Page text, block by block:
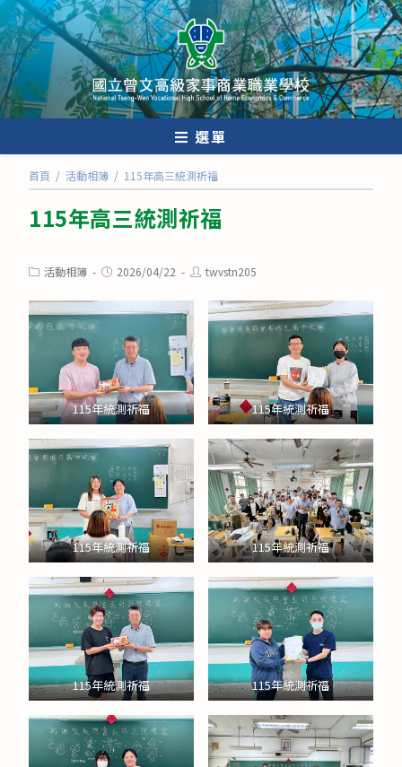
跳
轉
至
主
要
內
選單
首頁 / 活動相簿 / 115年高三統測祈福
115年高三統測祈福
Post活動相簿
Post2026/04/22
Posttwvstn205
115年統測祈福 115年統測祈福
115年統測祈福 115年統測祈福
115年統測祈福 115年統測祈福